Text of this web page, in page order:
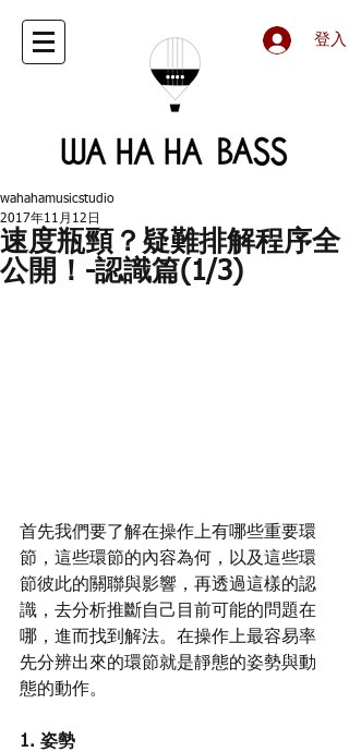
登入
速度瓶頸？疑難排解程序全
公開！-認識篇(1/3)
wahahamusicstudio
2017年11月12日
首先我們要了解在操作上有哪些重要環
節，這些環節的內容為何，以及這些環
節彼此的關聯與影響，再透過這樣的認
識，去分析推斷自己目前可能的問題在
哪，進而找到解法。在操作上最容易率
先分辨出來的環節就是靜態的姿勢與動
態的動作。
1. 姿勢